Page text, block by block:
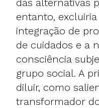
das alternativas
entanto,
integração de
de cuidados e a
consciência
grupo social. A
diluir, como
transformador